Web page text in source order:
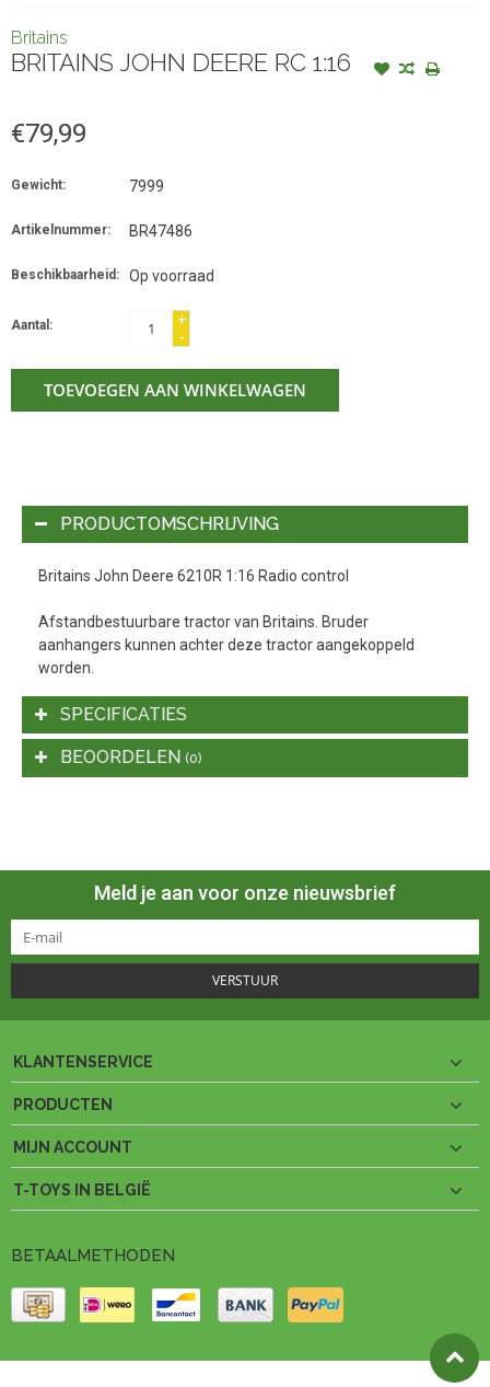
Britains
BRITAINS JOHN DEERE RC 1:16
€79,99
Gewicht: 7999
Artikelnummer: BR47486
Beschikbaarheid: Op voorraad
Aantal:
+
-
TOEVOEGEN AAN WINKELWAGEN
PRODUCTOMSCHRIJVING
Britains John Deere 6210R 1:16 Radio control
Afstandbestuurbare tractor van Britains. Bruder
aanhangers kunnen achter deze tractor aangekoppeld
worden.
SPECIFICATIES
BEOORDELEN (0)
Meld je aan voor onze nieuwsbrief
VERSTUUR
KLANTENSERVICE
PRODUCTEN
MIJN ACCOUNT
T-TOYS IN BELGIË
BETAALMETHODEN